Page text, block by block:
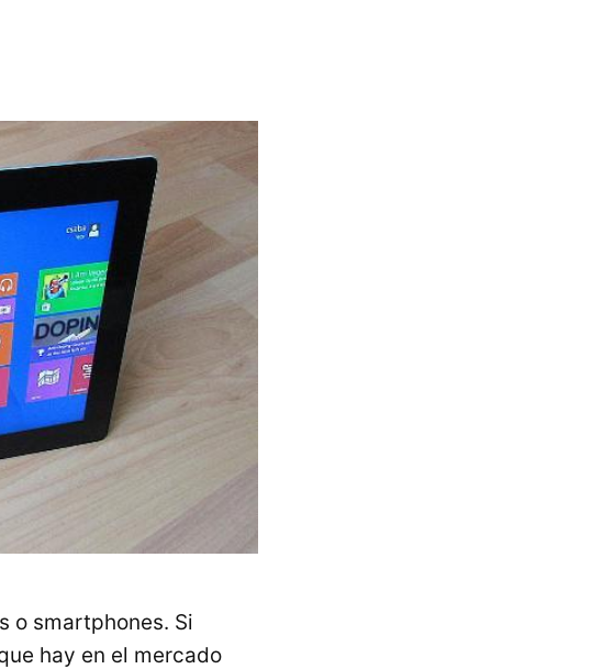
o smartphones. Si
hay en el mercado